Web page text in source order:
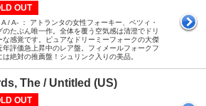
OUT
/ A- ： アトランタの女性フォーキー、ベツィ・
のたぶん唯一作。全体を覆う空気感は清澄でドリ
な感覚です。ピュアなドリーミーフォークの大傑
年評価急上昇中のレア盤。フィメールフォークフ
は絶対の推薦盤！シュリンク入りの美品。
The / Untitled (US)
OUT